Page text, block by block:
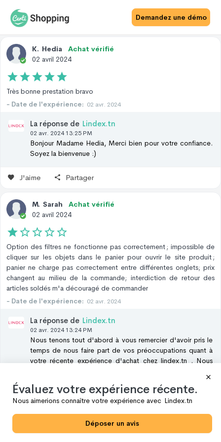
Demandez une démo
Avis Google
K. Hedia
Achat vérifié
02 avril 2024
Très bonne prestation bravo
- Date de l'expérience: 02 avr. 2024
La réponse de Lindex.tn
02 avr. 2024 13:25 PM
Bonjour Madame Hedia, Merci bien pour votre confiance.
Soyez la bienvenue :)
J'aime Partager
M. Sarah
Achat vérifié
02 avril 2024
Option des filtres ne fonctionne pas correctement ; impossible de
cliquer sur les objets dans le panier pour ouvrir le site produit ;
panier ne charge pas correctement entre différentes onglets; prix
changent au milieu de la commande; interdiction de retour des
articles soldés m'a découragé de commander
- Date de l'expérience: 02 avr. 2024
La réponse de Lindex.tn
02 avr. 2024 13:24 PM
Nous tenons tout d'abord à vous remercier d'avoir pris le
temps de nous faire part de vos préoccupations quant à
votre récente expérience d'achat chez lindex.tn . Nous
vous avez rencontrés et nous vous assurons que nous
prenons vos commentaires très au sérieux. Concernant les
problèmes techniques que vous avez rencontrés lors de
votre navigation sur notre site, nous avons immédiatement
signalé ces problèmes à notre équipe technique pour
qu'ils soient résolus dans les plus brefs délais. Nous
Évaluez votre expérience récente.
Nous aimerions connaître votre expérience avec Lindex.tn
Déposer un avis